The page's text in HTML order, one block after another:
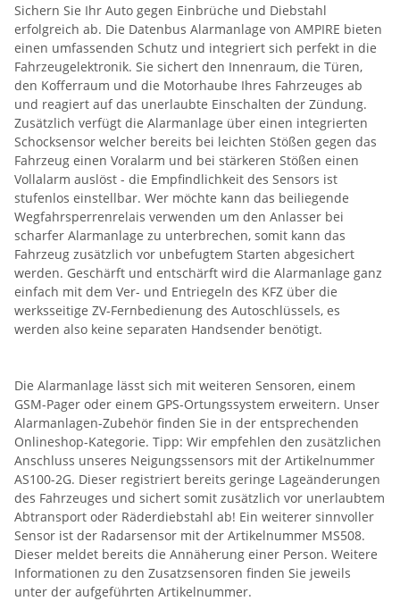
Sichern Sie Ihr Auto gegen Einbrüche und Diebstahl
erfolgreich ab. Die Datenbus Alarmanlage von AMPIRE bieten
einen umfassenden Schutz und integriert sich perfekt in die
Fahrzeugelektronik. Sie sichert den Innenraum, die Türen,
den Kofferraum und die Motorhaube Ihres Fahrzeuges ab
und reagiert auf das unerlaubte Einschalten der Zündung.
Zusätzlich verfügt die Alarmanlage über einen integrierten
Schocksensor welcher bereits bei leichten Stößen gegen das
Fahrzeug einen Voralarm und bei stärkeren Stößen einen
Vollalarm auslöst - die Empfindlichkeit des Sensors ist
stufenlos einstellbar. Wer möchte kann das beiliegende
Wegfahrsperrenrelais verwenden um den Anlasser bei
scharfer Alarmanlage zu unterbrechen, somit kann das
Fahrzeug zusätzlich vor unbefugtem Starten abgesichert
werden. Geschärft und entschärft wird die Alarmanlage ganz
einfach mit dem Ver- und Entriegeln des KFZ über die
werksseitige ZV-Fernbedienung des Autoschlüssels, es
werden also keine separaten Handsender benötigt.
Die Alarmanlage lässt sich mit weiteren Sensoren, einem
GSM-Pager oder einem GPS-Ortungssystem erweitern. Unser
Alarmanlagen-Zubehör finden Sie in der entsprechenden
Onlineshop-Kategorie. Tipp: Wir empfehlen den zusätzlichen
Anschluss unseres Neigungssensors mit der Artikelnummer
AS100-2G. Dieser registriert bereits geringe Lageänderungen
des Fahrzeuges und sichert somit zusätzlich vor unerlaubtem
Abtransport oder Räderdiebstahl ab! Ein weiterer sinnvoller
Sensor ist der Radarsensor mit der Artikelnummer MS508.
Dieser meldet bereits die Annäherung einer Person. Weitere
Informationen zu den Zusatzsensoren finden Sie jeweils
unter der aufgeführten Artikelnummer.